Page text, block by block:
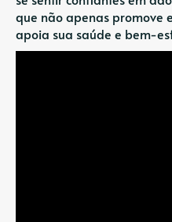
que não apenas promove
apoia sua saúde e bem-